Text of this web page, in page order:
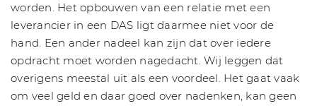
worden. Het opbouwen van een relatie met een
leverancier in een DAS ligt daarmee niet voor de
hand. Een ander nadeel kan zijn dat over iedere
opdracht moet worden nagedacht. Wij leggen dat
overigens meestal uit als een voordeel. Het gaat vaak
om veel geld en daar goed over nadenken, kan geen